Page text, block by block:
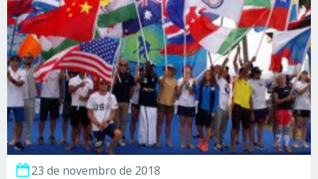
23 de novembro de 2018